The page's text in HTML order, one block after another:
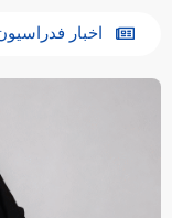
اخبار فدراسیون